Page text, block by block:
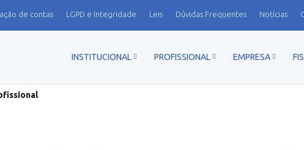
de contas LGPD e Integridade Leis Dúvidas Frequentes Notícias
INSTITUCIONAL PROFISSIONAL EMPRESA